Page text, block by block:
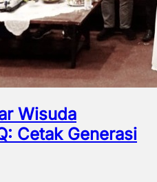
Wisuda
Cetak Generasi